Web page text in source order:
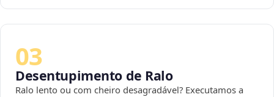
03
Desentupimento de Ralo
Ralo lento ou com cheiro desagradável? Executamos a